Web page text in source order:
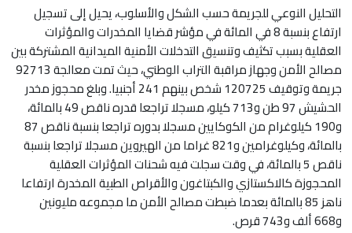
التحليل النوعي للجريمة حسب الشكل والأسلوب، يحيل إلى تسجيل
ارتفاع بنسبة 8 في المائة في مؤشر قضايا المخدرات والمؤثرات
العقلية بسبب تكثيف وتنسيق التدخلات الأمنية الميدانية المشتركة بين
مصالح الأمن وجهاز مراقبة التراب الوطني، حيث تمت معالجة 92713
جريمة وتوقيف 120725 شخص بينهم 241 أجنبيا. وبلغ محجوز مخدر
الحشيش 97 طن و713 كيلو، مسجلا تراجعا قدره ناقص 49 بالمائة،
و190 كيلوغرام من الكوكايين مسجلا بدوره تراجعا بنسبة ناقص 87
بالمائة، وكيلوغرامين و821 غراما من الهيروين مسجلا تراجعا بنسبة
ناقص 5 بالمائة، في وقت سجلت فيه شحنات المؤثرات العقلية
المحجوزة كالاكستازي والكبتاغون والأقراص الطبية المخدرة ارتفاعا
ناهز 85 بالمائة بعدما ضبطت مصالح الأمن ما مجموعه مليونين
و668 ألف و743 قرص.